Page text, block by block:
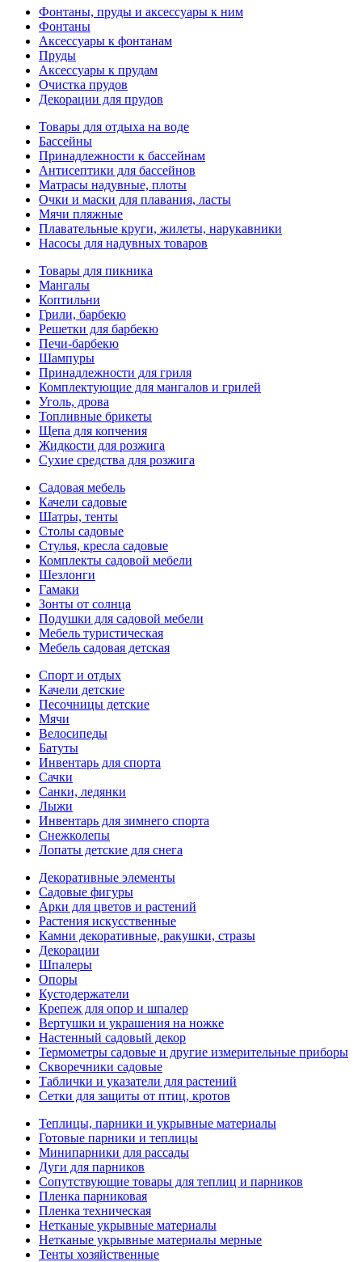
Фонтаны, пруды и аксессуары к ним
Фонтаны
Аксессуары к фонтанам
Пруды
Аксессуары к прудам
Очистка прудов
Декорации для прудов
Товары для отдыха на воде
Бассейны
Принадлежности к бассейнам
Антисептики для бассейнов
Матраcы надувные, плоты
Очки и маски для плавания, ласты
Мячи пляжные
Плавательные круги, жилеты, нарукавники
Насосы для надувных товаров
Товары для пикника
Мангалы
Коптильни
Грили, барбекю
Решетки для барбекю
Печи-барбекю
Шампуры
Принадлежности для гриля
Комплектующие для мангалов и грилей
Уголь, дрова
Топливные брикеты
Щепа для копчения
Жидкости для розжига
Сухие средства для розжига
Садовая мебель
Качели садовые
Шатры, тенты
Столы садовые
Стулья, кресла садовые
Комплекты садовой мебели
Шезлонги
Гамаки
Зонты от солнца
Подушки для садовой мебели
Мебель туристическая
Мебель садовая детская
Спорт и отдых
Качели детские
Песочницы детские
Мячи
Велосипеды
Батуты
Инвентарь для спорта
Сачки
Санки, ледянки
Лыжи
Инвентарь для зимнего спорта
Снежколепы
Лопаты детские для снега
Декоративные элементы
Садовые фигуры
Арки для цветов и растений
Растения искусственные
Камни декоративные, ракушки, стразы
Декорации
Шпалеры
Опоры
Кустодержатели
Крепеж для опор и шпалер
Вертушки и украшения на ножке
Настенный садовый декор
Термометры садовые и другие измерительные приборы
Скворечники садовые
Таблички и указатели для растений
Сетки для защиты от птиц, кротов
Теплицы, парники и укрывные материалы
Готовые парники и теплицы
Минипарники для рассады
Дуги для парников
Сопутствующие товары для теплиц и парников
Пленка парниковая
Пленка техническая
Нетканые укрывные материалы
Нетканые укрывные материалы мерные
Тенты хозяйственные